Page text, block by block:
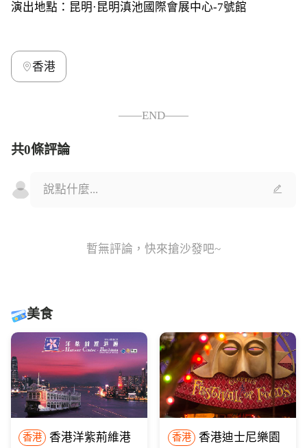
演出地點：昆明·昆明滇池國際會展中心-7號館
香港
——END——
共0條評論
暫無評論，快來搶沙發吧~
美食
香港
香港洋紫荊維港
香港
香港迪士尼樂園